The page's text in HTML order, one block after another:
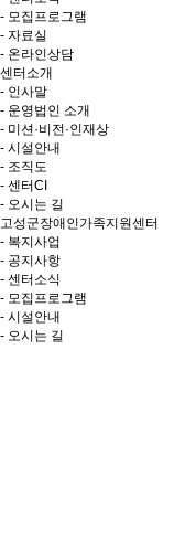
- 모집프로그램
- 자료실
- 온라인상담
센터소개
- 인사말
- 운영법인 소개
- 미션·비전·인재상
- 시설안내
- 조직도
- 센터CI
- 오시는 길
고성군장애인가족지원센터
- 복지사업
- 공지사항
- 센터소식
- 모집프로그램
- 시설안내
- 오시는 길